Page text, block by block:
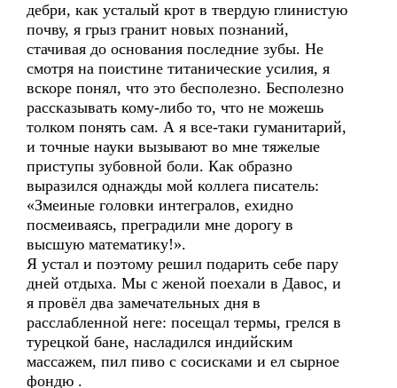
дебри, как усталый крот в твердую глинистую
почву, я грыз гранит новых познаний,
стачивая до основания последние зубы. Не
смотря на поистине титанические усилия, я
вскоре понял, что это бесполезно. Бесполезно
рассказывать кому-либо то, что не можешь
толком понять сам. А я все-таки гуманитарий,
и точные науки вызывают во мне тяжелые
приступы зубовной боли. Как образно
выразился однажды мой коллега писатель:
«Змеиные головки интегралов, ехидно
посмеиваясь, преградили мне дорогу в
высшую математику!».
Я устал и поэтому решил подарить себе пару
дней отдыха. Мы с женой поехали в Давос, и
я провёл два замечательных дня в
расслабленной неге: посещал термы, грелся в
турецкой бане, насладился индийским
массажем, пил пиво с сосисками и ел сырное
фондю .